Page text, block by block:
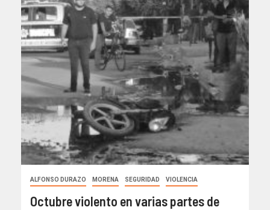
ALFONSO DURAZO MORENA SEGURIDAD VIOLENCIA
Octubre violento en varias partes de